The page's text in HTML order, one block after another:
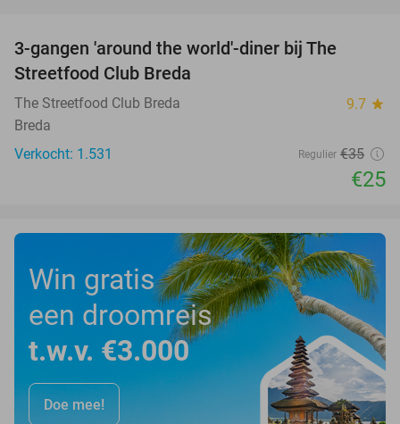
3-gangen 'around the world'-diner bij The
Streetfood Club Breda
The Streetfood Club Breda 9.7 star
Breda
Verkocht: 1.531
Regulier €35
€25
Win gratis
een droomreis
t.w.v. €3.000
Doe mee!